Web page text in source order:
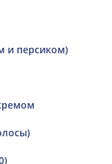
и персиком)